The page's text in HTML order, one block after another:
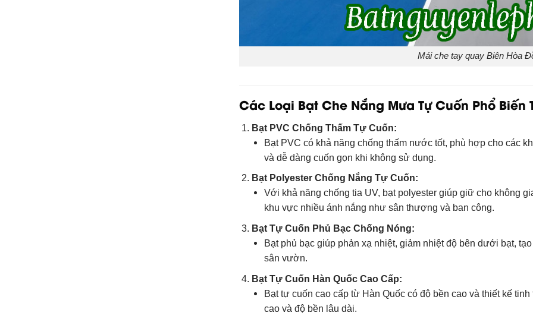
Mái che tay quay Biên Hòa
Các Loại Bạt Che Nắng Mưa Tự Cuốn Phổ Biến
Bạt PVC Chống Thấm Tự Cuốn:
Bạt PVC có khả năng chống thấm nước tốt, phù hợp cho các
và dễ dàng cuốn gọn khi không sử dụng.
Bạt Polyester Chống Nắng Tự Cuốn:
Với khả năng chống tia UV, bạt polyester giúp giữ cho không
khu vực nhiều ánh nắng như sân thượng và ban công.
Bạt Tự Cuốn Phủ Bạc Chống Nóng:
Bạt phủ bạc giúp phản xạ nhiệt, giảm nhiệt độ bên dưới bạt,
sân vườn.
Bạt Tự Cuốn Hàn Quốc Cao Cấp:
Bạt tự cuốn cao cấp từ Hàn Quốc có độ bền cao và thiết kế
cao và độ bền lâu dài.